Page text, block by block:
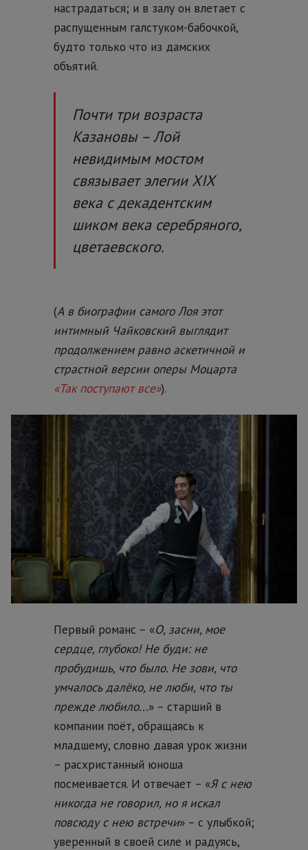
настрадаться; и в залу он влетает с
распущенным галстуком-бабочкой,
будто только что из дамских
объятий.
Почти три возраста
Казановы – Лой
невидимым мостом
связывает элегии XIX
века с декадентским
шиком века серебряного,
цветаевского.
(А в биографии самого Лоя этот
интимный Чайковский выглядит
продолжением равно аскетичной и
страстной версии оперы Моцарта
«Так поступают все»).
Первый романс – «О, засни, мое
сердце, глубоко! Не буди: не
пробудишь, что было. Не зови, что
умчалось далёко, не люби, что ты
прежде любило...» – старший в
компании поёт, обращаясь к
младшему, словно давая урок жизни
– расхристанный юноша
посмеивается. И отвечает – «Я с нею
никогда не говорил, но я искал
повсюду с нею встречи» – с улыбкой;
уверенный в своей силе и радуясь,